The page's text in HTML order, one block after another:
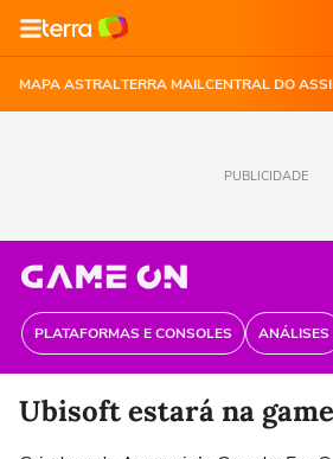
MAPA ASTRALTERRA MAILCENTRAL DO
PUBLICIDADE
PLATAFORMAS E CONSOLES ANÁLISES
Ubisoft estará na